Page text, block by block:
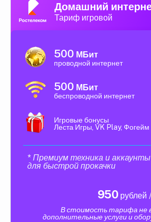
Домашний
Тариф игровой
500 МБит
проводной интернет
500 МБит
беспроводной интернет
Игровые бонусы
Леста Игры, VK Play, Фогейм
* Премиум техника и аккаунты
для быстрой прокачки
950 рублей
В стоимость тарифа не
дополнительные услуги и